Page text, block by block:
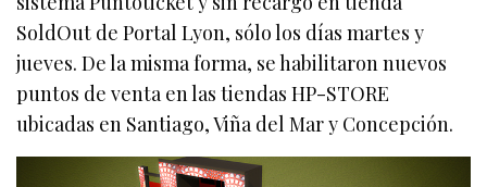
SoldOut de Portal Lyon, sólo los días martes y
jueves. De la misma forma, se habilitaron nuevos
puntos de venta en las tiendas HP-STORE
ubicadas en Santiago, Viña del Mar y Concepción.